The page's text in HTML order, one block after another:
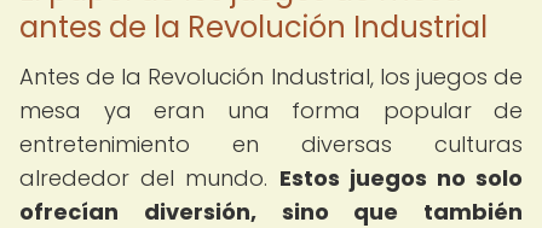
antes de la Revolución Industrial
Antes de la Revolución Industrial, los juegos de
mesa ya eran una forma popular de
entretenimiento en diversas culturas
alrededor del mundo. Estos juegos no solo
ofrecían diversión, sino que también